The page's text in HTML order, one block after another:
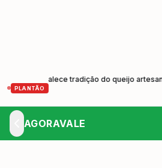
PLANTÃO
e fortalece tradição do queijo artesanal
AGORAVALE